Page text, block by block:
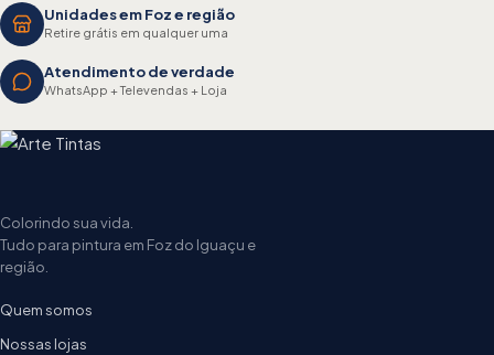
Unidades em Foz e região
Retire grátis em qualquer uma
Atendimento de verdade
WhatsApp + Televendas + Loja
Colorindo sua vida.
Tudo para pintura em Foz do Iguaçu e
região.
Quem somos
Nossas lojas